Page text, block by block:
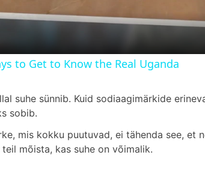
a
y
d
to Get to Know the Real Uganda
suhe sünnib. Kuid sodiaagimärkide
sobib.
mis kokku puutuvad, ei tähenda see, et
mõista, kas suhe on võimalik.